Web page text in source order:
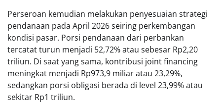
Perseroan kemudian melakukan penyesuaian strategi
pendanaan pada April 2026 seiring perkembangan
kondisi pasar. Porsi pendanaan dari perbankan
tercatat turun menjadi 52,72% atau sebesar Rp2,20
triliun. Di saat yang sama, kontribusi joint financing
meningkat menjadi Rp973,9 miliar atau 23,29%,
sedangkan porsi obligasi berada di level 23,99% atau
sekitar Rp1 triliun.